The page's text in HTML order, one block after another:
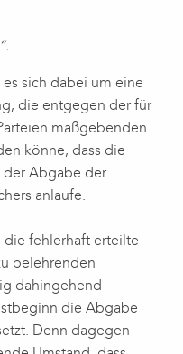
sich dabei um eine
die entgegen der für
maßgebenden
könne, dass die
der Abgabe der
anlaufe.
die fehlerhaft erteilte
belehrenden
dahingehend
die Abgabe
Denn dagegen